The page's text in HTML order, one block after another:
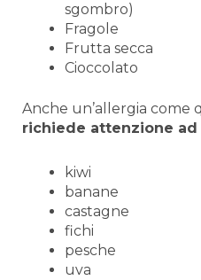
sgombro)
Fragole
Frutta secca
Cioccolato
Anche un’allergia come
richiede attenzione
kiwi
banane
castagne
fichi
pesche
uva